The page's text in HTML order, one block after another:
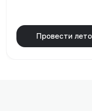
Провести